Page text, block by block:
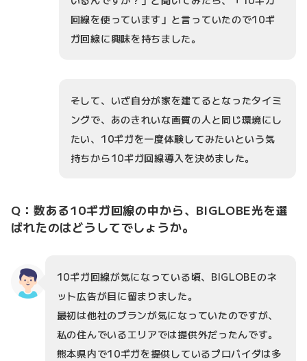
回線を使っています」と言っていたので10ギ
ガ回線に興味を持ちました。
そして、いざ自分が家を建てるとなったタイミ
ングで、あのきれいな画質の人と同じ環境にし
たい、10ギガを一度体験してみたいという気
持ちから10ギガ回線導入を決めました。
Q：数ある10ギガ回線の中から、BIGLOBE光を選
ばれたのはどうしてでしょうか。
10ギガ回線が気になっている頃、BIGLOBEのネ
ット広告が目に留まりました。
最初は他社のプランが気になっていたのですが、
私の住んでいるエリアでは提供外だったんです。
熊本県内で10ギガを提供しているプロバイダは多